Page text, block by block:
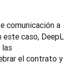
comunicación a
este caso, DeepL
las
el contrato y